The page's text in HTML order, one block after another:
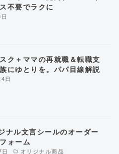
不要でラクに
日
ク＋ママの再就職＆転職支
にゆとりを。パパ目線解説
オリジナル商品
ル文言シールのオーダー
ォーム